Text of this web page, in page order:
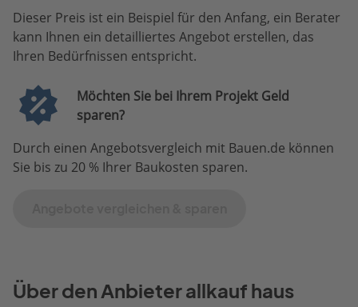
Dieser Preis ist ein Beispiel für den Anfang, ein Berater
kann Ihnen ein detailliertes Angebot erstellen, das
Ihren Bedürfnissen entspricht.
Möchten Sie bei Ihrem Projekt Geld
sparen?
Durch einen Angebotsvergleich mit Bauen.de können
Sie bis zu 20 % Ihrer Baukosten sparen.
Über den Anbieter allkauf haus